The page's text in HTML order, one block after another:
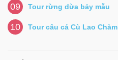
09 Tour rừng dừa bảy mẫu
10 Tour câu cá Cù Lao Chàm